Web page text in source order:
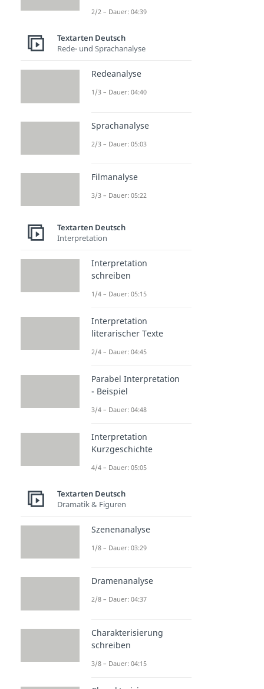
2/2 – Dauer: 04:39
Textarten Deutsch
Rede- und Sprachanalyse
Redeanalyse
1/3 – Dauer: 04:40
Sprachanalyse
2/3 – Dauer: 05:03
Filmanalyse
3/3 – Dauer: 05:22
Textarten Deutsch
Interpretation
Interpretation
schreiben
1/4 – Dauer: 05:15
Interpretation
literarischer Texte
2/4 – Dauer: 04:45
Parabel Interpretation
- Beispiel
3/4 – Dauer: 04:48
Interpretation
Kurzgeschichte
4/4 – Dauer: 05:05
Textarten Deutsch
Dramatik & Figuren
Szenenanalyse
1/8 – Dauer: 03:29
Dramenanalyse
2/8 – Dauer: 04:37
Charakterisierung
schreiben
3/8 – Dauer: 04:15